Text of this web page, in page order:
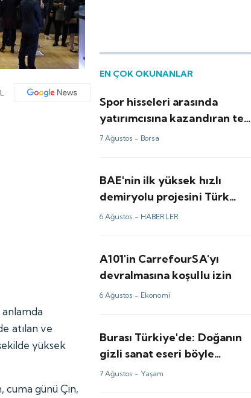
atılan ve
yüksek
cuma günü Çin,
EN ÇOK OKUNANLAR
Spor hisseleri arasında
yatırımcısına kazandıran tek
kulüp oldu
7 Ağustos - Borsa
BAE'nin ilk yüksek hızlı
demiryolu projesini Türk
firması yapacak
6 Ağustos - HABERLER
A101'in CarrefourSA'yı
devralmasına koşullu izin
6 Ağustos - Ekonomi
Burası Türkiye'de: Doğanın
gizli sanat eseri böyle
görüntülendi
7 Ağustos - Yaşam